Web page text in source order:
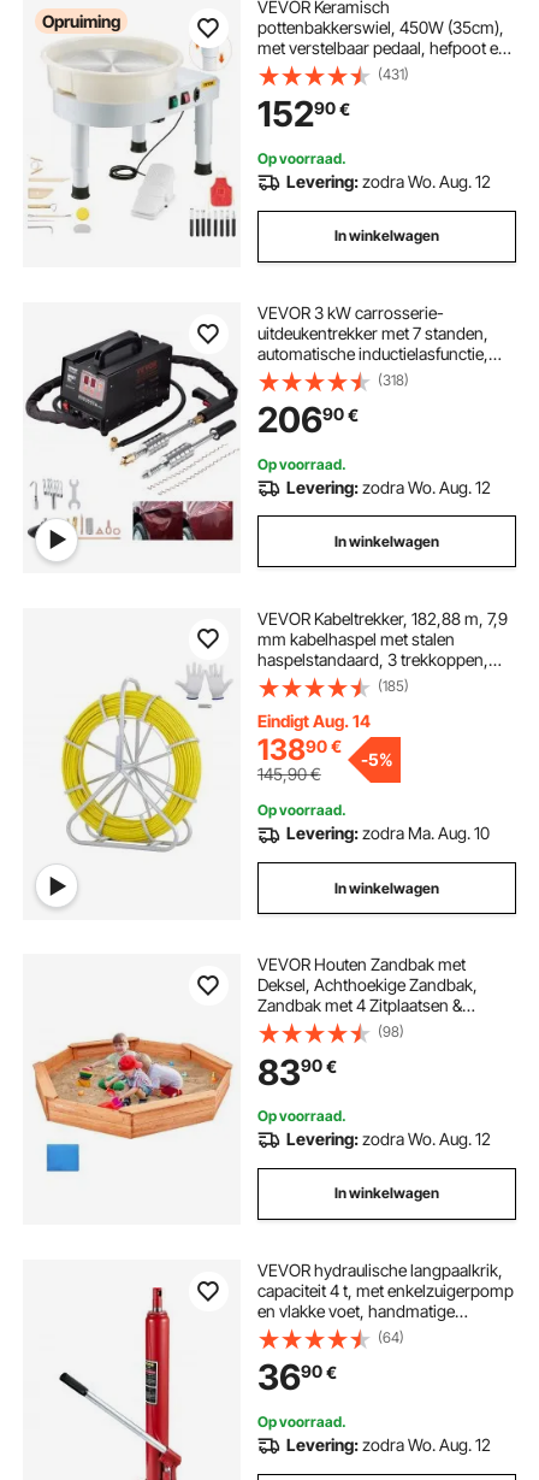
Opruiming
VEVOR Keramisch
pottenbakkerswiel, 450W (35cm),
met verstelbaar pedaal, hefpoot en
afneembaar bassin,
pottenbakkerswiel met complete
accessoires voor kunstnijverheid,
DIY, wit
(431)
15290€
Op voorraad.
Levering:zodra Wo. Aug. 12
In winkelwagen
VEVOR 3 kW carrosserie-
uitdeukentrekker met 7 standen,
automatische inductielasfunctie,
220V uitdeukentrekker, 3500A
puntlasapparaat
(318)
20690€
Op voorraad.
Levering:zodra Wo. Aug. 12
In winkelwagen
VEVOR Kabeltrekker, 182,88 m, 7,9
mm kabelhaspel met stalen
haspelstandaard, 3 trekkoppen,
visgerei voor muren en elektrische
draden, niet-geleidend
(185)
Eindigt Aug. 14
13890€
145,90€
-5%
Op voorraad.
Levering:zodra Ma. Aug. 10
In winkelwagen
VEVOR Houten Zandbak met
Deksel, Achthoekige Zandbak,
Zandbak met 4 Zitplaatsen &
Vloermat, Kinderzandbak voor in
de Tuin, Cadeau voor Jongens &
Meisjes van 3-12 Jaar
(98)
8390€
Op voorraad.
Levering:zodra Wo. Aug. 12
In winkelwagen
VEVOR hydraulische langpaalkrik,
capaciteit 4 t, met enkelzuigerpomp
en vlakke voet, handmatige
hoogwerkerkrik met handgreep,
voor garage-/werkplaatskranen,
motorhefinrichting, rood
(64)
3690€
Op voorraad.
Levering:zodra Wo. Aug. 12